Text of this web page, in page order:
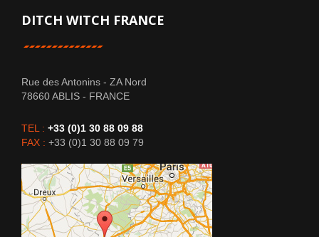
DITCH WITCH FRANCE
Rue des Antonins - ZA Nord
78660ABLIS - FRANCE
TEL : +33 (0)1 30 88 09 88
FAX : +33 (0)1 30 88 09 79